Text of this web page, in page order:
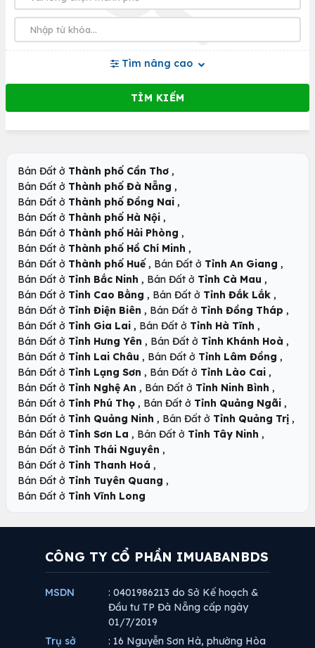
Tìm nâng cao
Bán Đất ở Thành phố Cần Thơ ,
Bán Đất ở Thành phố Đà Nẵng ,
Bán Đất ở Thành phố Đồng Nai ,
Bán Đất ở Thành phố Hà Nội ,
Bán Đất ở Thành phố Hải Phòng ,
Bán Đất ở Thành phố Hồ Chí Minh ,
Bán Đất ở Thành phố Huế , Bán Đất ở Tỉnh An Giang ,
Bán Đất ở Tỉnh Bắc Ninh , Bán Đất ở Tỉnh Cà Mau ,
Bán Đất ở Tỉnh Cao Bằng , Bán Đất ở Tỉnh Đắk Lắk ,
Bán Đất ở Tỉnh Điện Biên , Bán Đất ở Tỉnh Đồng Tháp ,
Bán Đất ở Tỉnh Gia Lai , Bán Đất ở Tỉnh Hà Tĩnh ,
Bán Đất ở Tỉnh Hưng Yên , Bán Đất ở Tỉnh Khánh Hoà ,
Bán Đất ở Tỉnh Lai Châu , Bán Đất ở Tỉnh Lâm Đồng ,
Bán Đất ở Tỉnh Lạng Sơn , Bán Đất ở Tỉnh Lào Cai ,
Bán Đất ở Tỉnh Nghệ An , Bán Đất ở Tỉnh Ninh Bình ,
Bán Đất ở Tỉnh Phú Thọ , Bán Đất ở Tỉnh Quảng Ngãi ,
Bán Đất ở Tỉnh Quảng Ninh , Bán Đất ở Tỉnh Quảng Trị ,
Bán Đất ở Tỉnh Sơn La , Bán Đất ở Tỉnh Tây Ninh ,
Bán Đất ở Tỉnh Thái Nguyên ,
Bán Đất ở Tỉnh Thanh Hoá ,
Bán Đất ở Tỉnh Tuyên Quang ,
Bán Đất ở Tỉnh Vĩnh Long
CÔNG TY CỔ PHẦN IMUABANBDS
MSDN
: 0401986213 do Sở Kế hoạch &
Đầu tư TP Đà Nẵng cấp ngày
01/7/2019
Trụ sở
: 16 Nguyễn Sơn Hà, phường Hòa